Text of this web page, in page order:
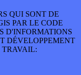
QUI SONT DE
PAR LE CODE
D'INFORMATIONS
DÉVELOPPEMENT